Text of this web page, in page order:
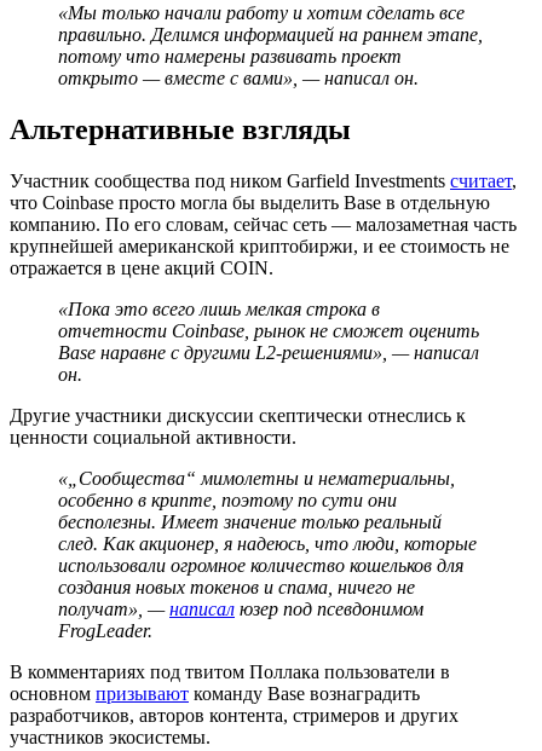
«Мы только начали работу и хотим сделать все
правильно. Делимся информацией на раннем этапе,
потому что намерены развивать проект
открыто — вместе с вами», — написал он.
Альтернативные взгляды
Участник сообщества под ником Garfield Investments считает,
что Coinbase просто могла бы выделить Base в отдельную
компанию. По его словам, сейчас сеть — малозаметная часть
крупнейшей американской криптобиржи, и ее стоимость не
отражается в цене акций COIN.
«Пока это всего лишь мелкая строка в
отчетности Coinbase, рынок не сможет оценить
Base наравне с другими L2-решениями», — написал
он.
Другие участники дискуссии скептически отнеслись к
ценности социальной активности.
«„Сообщества“ мимолетны и нематериальны,
особенно в крипте, поэтому по сути они
бесполезны. Имеет значение только реальный
след. Как акционер, я надеюсь, что люди, которые
использовали огромное количество кошельков для
создания новых токенов и спама, ничего не
получат», —написал юзер под псевдонимом
FrogLeader.
В комментариях под твитом Поллака пользователи в
основном призывают команду Base вознаградить
разработчиков, авторов контента, стримеров и других
участников экосистемы.